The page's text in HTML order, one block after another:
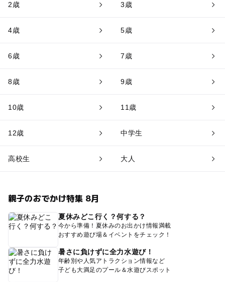
2歳 3歳
4歳 5歳
6歳 7歳
8歳 9歳
10歳 11歳
12歳 中学生
高校生 大人
親子のおでかけ特集 8月
夏休みどこ行く？何する？
今から準備！夏休みのお出かけ情報満載
おすすめ遊び場＆イベントをチェック！
暑さに負けずに全力水遊び！
年齢別や人気アトラクション情報など
子ども大満足のプール＆水遊びスポット